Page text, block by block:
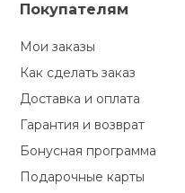
Покупателям
Мои заказы
Как сделать заказ
Доставка и оплата
Гарантия и возврат
Бонусная программа
Подарочные карты